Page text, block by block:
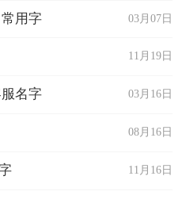
03月07日
用字
11月19日
03月16日
名字
08月16日
11月16日